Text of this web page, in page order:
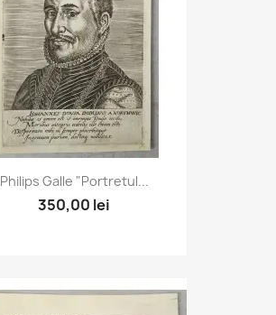
Philips Galle "Portretul...
350,00 lei